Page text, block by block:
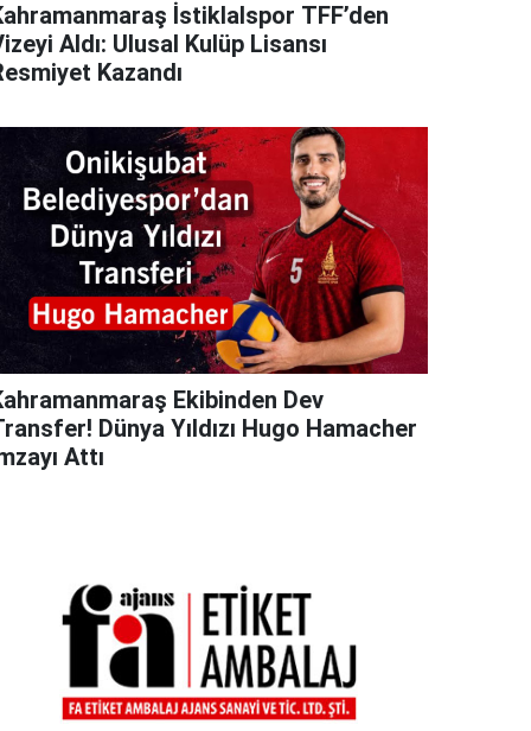
İstiklalspor TFF’den
Aldı: Ulusal Kulüp Lisansı
Kazandı
Ekibinden Dev
Dünya Yıldızı Hugo Hamacher
Attı